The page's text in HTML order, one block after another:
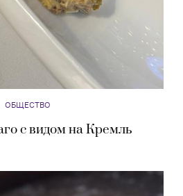
ОБЩЕСТВО
с видом на Кремль